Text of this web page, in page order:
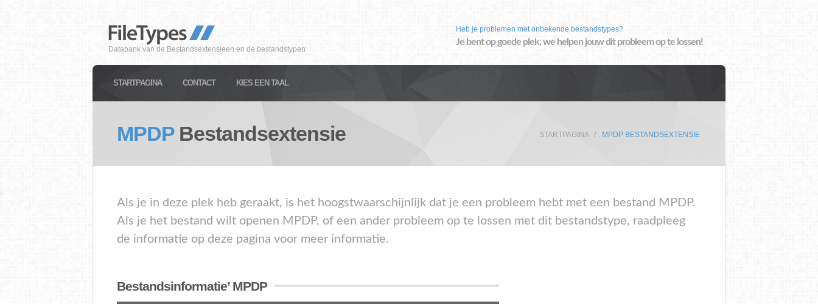
Databank van de Bestandsextensieen en de bestandstypen
Heb je problemen met onbekende bestandstypes?
Je bent op goede plek, we helpen jouw dit probleem op te lossen!
STARTPAGINA CONTACT KIES EEN TAAL
MPDPBestandsextensie STARTPAGINA MPDP BESTANDSEXTENSIE
Als je in deze plek heb geraakt, is het hoogstwaarschijnlijk dat je een probleem hebt met een bestand MPDP.
Als je het bestand wilt openen MPDP, of een ander probleem op te lossen met dit bestandstype, raadpleeg
de informatie op deze pagina voor meer informatie.
Bestandsinformatie’ MPDP